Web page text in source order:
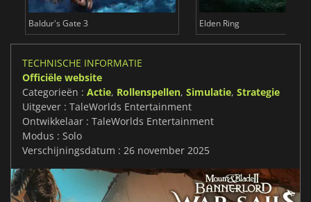
Baldur's Gate 3 Elden Ring
TECHNISCHE INFORMATIE
Officiële website
Categorieën : Actie, Rollenspellen, Simulatie, Strategie
Uitgever : TaleWorlds Entertainment
Ontwikkelaar : TaleWorlds Entertainment
Modus : Solo
Verschijningsdatum : 26 november 2025